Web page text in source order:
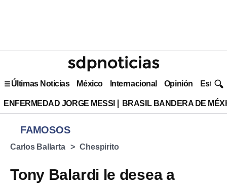
Últimas Noticias México Internacional Opinión Estilo
ENFERMEDAD JORGE MESSI BRASIL BANDERA DE
FAMOSOS
Carlos Ballarta Chespirito
Tony Balardi le desea a